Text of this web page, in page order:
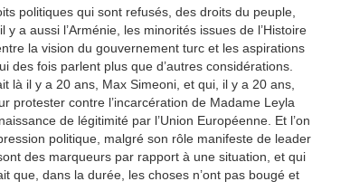
politiques qui sont refusés, des droits du peuple,
a aussi l’Arménie, les minorités issues de l’Histoire
la vision du gouvernement turc et les aspirations
fois parlent plus que d’autres considérations.
là il y a 20 ans, Max Simeoni, et qui, il y a 20 ans,
protester contre l’incarcération de Madame Leyla
de légitimité par l’Union Européenne. Et l’on
politique, malgré son rôle manifeste de leader
des marqueurs par rapport à une situation, et qui
que, dans la durée, les choses n’ont pas bougé et